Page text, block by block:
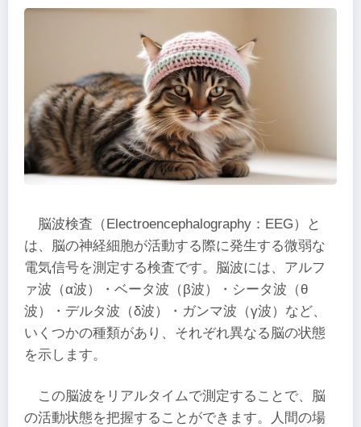
脳波検査（Electroencephalography：EEG）と
は、脳の神経細胞が活動する際に発生する微弱な
電気信号を測定する検査です。脳波には、アルフ
ァ波（α波）・ベータ波（β波）・シータ波（θ
波）・デルタ波（δ波）・ガンマ波（γ波）など、
いくつかの種類があり、それぞれ異なる脳の状態
を示します。
この脳波をリアルタイムで測定することで、脳
の活動状態を把握することができます。人間の場